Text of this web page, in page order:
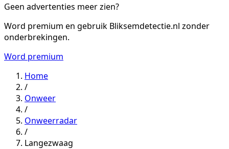
Geen advertenties meer zien?
Word premium en gebruik Bliksemdetectie.nl zonder
onderbrekingen.
Word premium
Home
/
Onweer
/
Onweerradar
/
Langezwaag